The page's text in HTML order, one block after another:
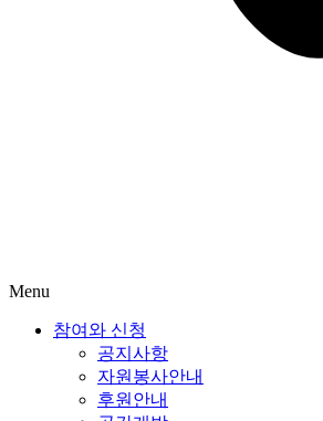
Menu
참여와 신청
공지사항
자원봉사안내
후원안내